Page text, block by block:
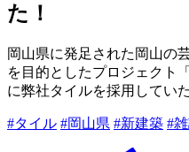
た！
岡山県に発足された岡山の
を目的としたプロジェクト
に弊社タイルを採用してい
#タイル #岡山県 #新建築 #